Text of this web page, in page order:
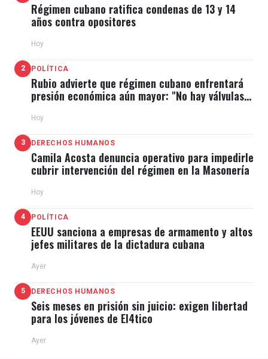
Régimen cubano ratifica condenas de 13 y 14
años contra opositores
Hoy
2 POLÍTICA
Rubio advierte que régimen cubano enfrentará
presión económica aún mayor: "No hay válvulas
Hoy
3 DERECHOS HUMANOS
Camila Acosta denuncia operativo para impedirle
cubrir intervención del régimen en la Masonería
Hoy
4 POLÍTICA
EEUU sanciona a empresas de armamento y altos
jefes militares de la dictadura cubana
Ayer
5 DERECHOS HUMANOS
Seis meses en prisión sin juicio: exigen libertad
para los jóvenes de El4tico
Ayer